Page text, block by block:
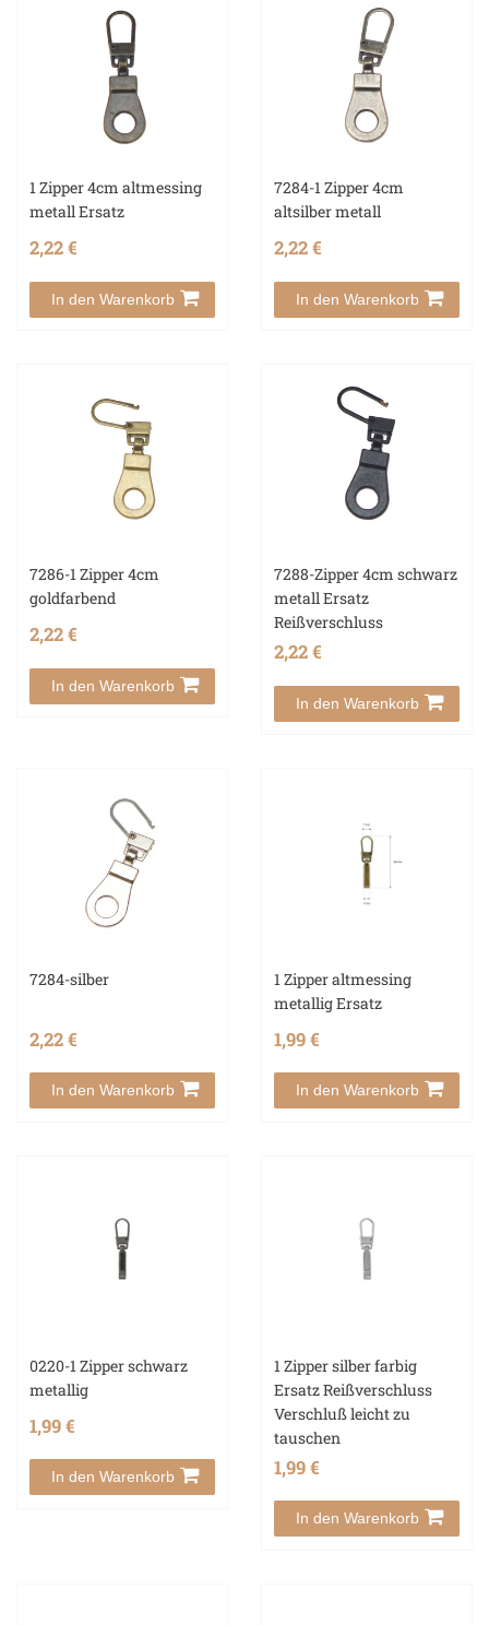
1 Zipper 4cm altmessing
metall Ersatz
2,22 €
In den Warenkorb
7284-1 Zipper 4cm
altsilber metall
2,22 €
In den Warenkorb
7286-1 Zipper 4cm
goldfarbend
2,22 €
In den Warenkorb
7288-Zipper 4cm schwarz
metall Ersatz
Reißverschluss
2,22 €
In den Warenkorb
7284-silber
2,22 €
In den Warenkorb
1 Zipper altmessing
metallig Ersatz
1,99 €
In den Warenkorb
0220-1 Zipper schwarz
metallig
1,99 €
In den Warenkorb
1 Zipper silber farbig
Ersatz Reißverschluss
Verschluß leicht zu
tauschen
1,99 €
In den Warenkorb